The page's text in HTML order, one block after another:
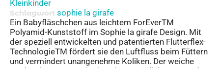
Kleinkinder
Schlagwort sophie la girafe
Ein Babyfläschchen aus leichtem ForEverTM
Polyamid-Kunststoff im Sophie la girafe Design. Mit
der speziell entwickelten und patentierten Flutterflex-
TechnologieTM fördert sie den Luftfluss beim Füttern
und vermindert unangenehme Koliken. Der weiche